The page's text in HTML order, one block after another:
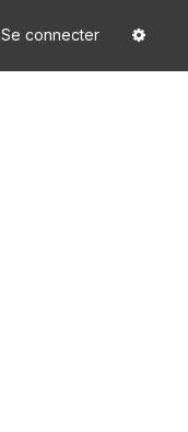
Se connecter